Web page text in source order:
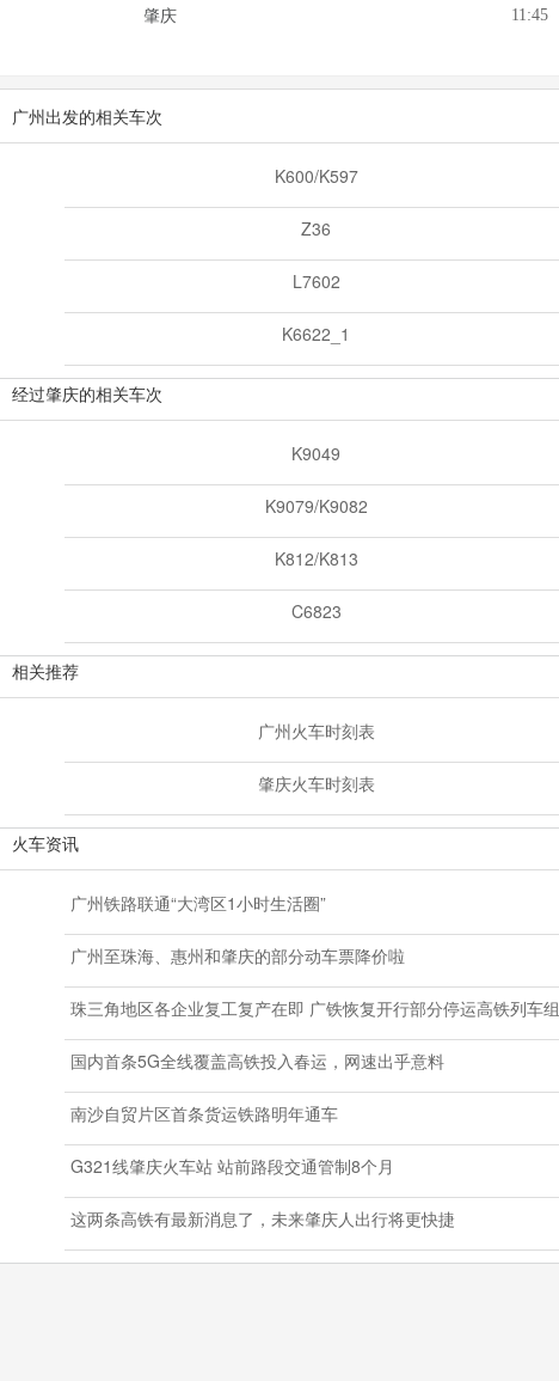
肇庆 11:45
广州出发的相关车次
K600/K597
Z36
L7602
K6622_1
经过肇庆的相关车次
K9049
K9079/K9082
K812/K813
C6823
相关推荐
广州火车时刻表
肇庆火车时刻表
火车资讯
广州铁路联通“大湾区1小时生活圈”
广州至珠海、惠州和肇庆的部分动车票降价啦
珠三角地区各企业复工复产在即 广铁恢复开行部分停运高铁列车组
国内首条5G全线覆盖高铁投入春运，网速出乎意料
南沙自贸片区首条货运铁路明年通车
G321线肇庆火车站 站前路段交通管制8个月
这两条高铁有最新消息了，未来肇庆人出行将更快捷